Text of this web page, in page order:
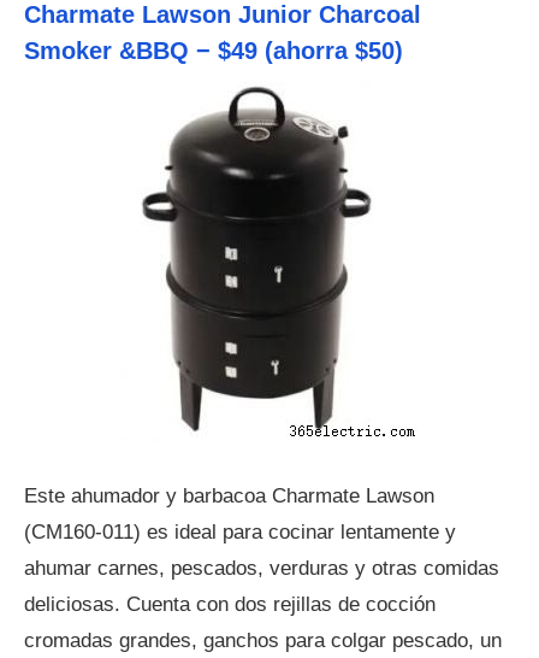
Charmate Lawson Junior Charcoal
Smoker &BBQ − $49 (ahorra $50)
Este ahumador y barbacoa Charmate Lawson
(CM160-011) es ideal para cocinar lentamente y
ahumar carnes, pescados, verduras y otras comidas
deliciosas. Cuenta con dos rejillas de cocción
cromadas grandes, ganchos para colgar pescado, un